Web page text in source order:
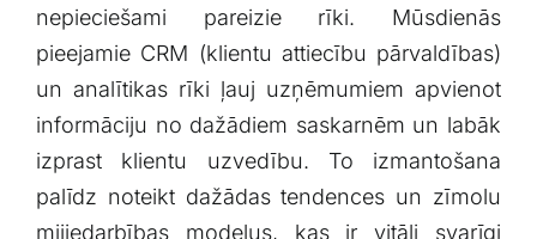
nepieciešami pareizie rīki. Mūsdienās
pieejamie CRM (klientu attiecību pārvaldības)
un analītikas rīki⁤ ļauj uzņēmumiem apvienot
informāciju no dažādiem saskarnēm un labāk
izprast klientu uzvedību. To izmantošana
palīdz⁤ noteikt dažādas ‌tendences un ⁤zīmolu
mijiedarbības⁤ modeļus, kas ir ⁢vitāli svarīgi